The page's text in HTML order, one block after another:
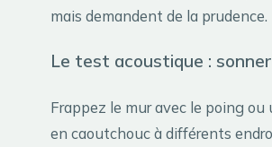
mais demandent de la prudence.
Le test acoustique :
Frappez le mur avec le poing ou
en caoutchouc à différents